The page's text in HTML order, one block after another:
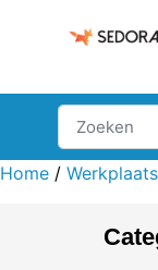
Home /